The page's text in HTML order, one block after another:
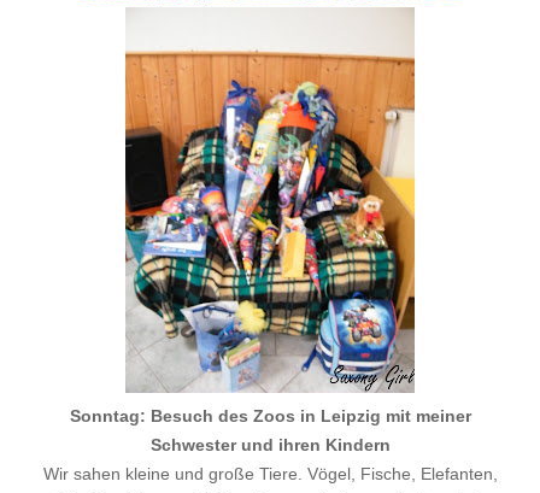
Sonntag: Besuch des Zoos in Leipzig mit meiner
Schwester und ihren Kindern
Wir sahen kleine und große Tiere. Vögel, Fische, Elefanten,